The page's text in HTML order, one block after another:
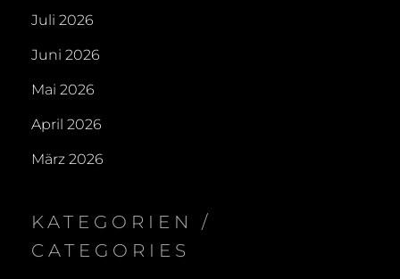
Juli 2026
Juni 2026
Mai 2026
April 2026
März 2026
KATEGORIEN /
CATEGORIES